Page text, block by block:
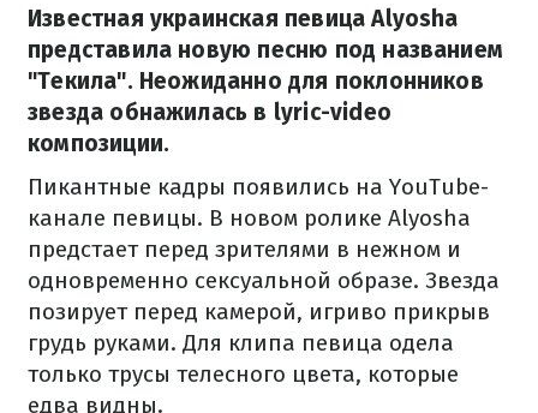
Известная украинская певица Alyosha
представила новую песню под названием
"Текила". Неожиданно для поклонников
звезда обнажилась в lyric-video
композиции.
Пикантные кадры появились на YouTube-
канале певицы. В новом ролике Alyosha
предстает перед зрителями в нежном и
одновременно сексуальной образе. Звезда
позирует перед камерой, игриво прикрыв
грудь руками. Для клипа певица одела
только трусы телесного цвета, которые
едва видны.